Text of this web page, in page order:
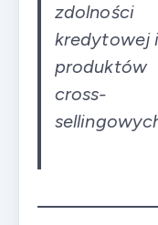
zdolności
kredytowej i
produktów
cross-